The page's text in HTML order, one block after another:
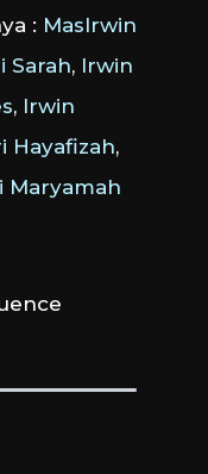
: MasIrwin
Sarah, Irwin
, Irwin
Hayafizah,
Maryamah